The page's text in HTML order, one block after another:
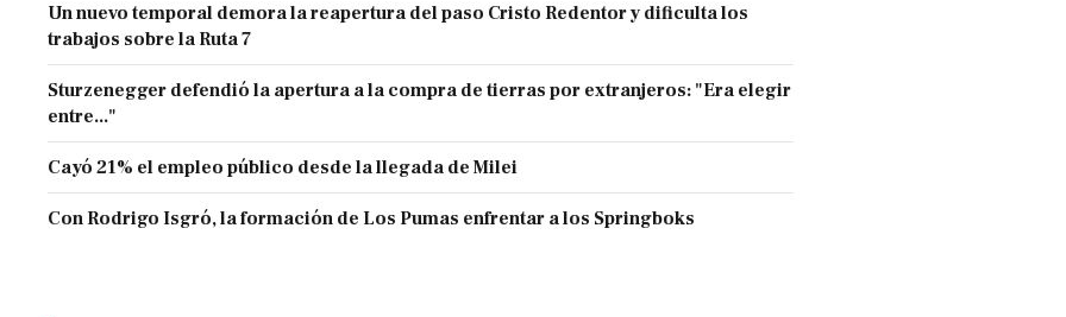
Un nuevo temporal demora la reapertura del paso Cristo Redentor y dificulta los
trabajos sobre la Ruta 7
Sturzenegger defendió la apertura a la compra de tierras por extranjeros: "Era elegir
entre..."
Cayó 21% el empleo público desde la llegada de Milei
Con Rodrigo Isgró, la formación de Los Pumas enfrentar a los Springboks